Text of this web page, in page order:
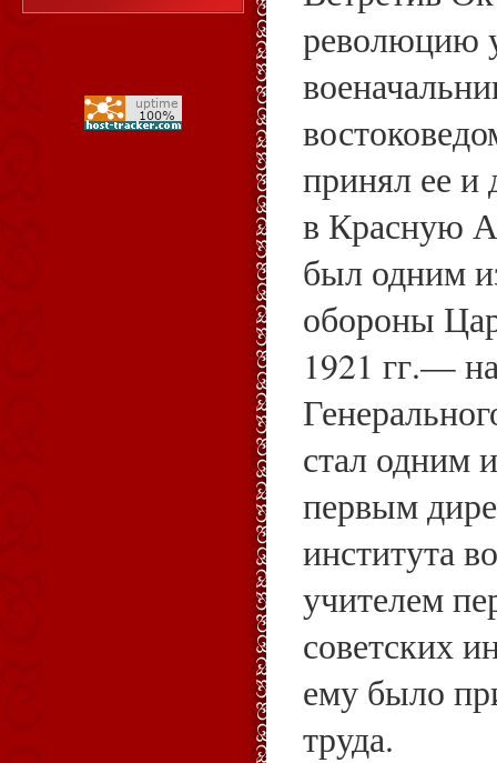
революцию
принял ее и
в Красную
был одним
обороны
1921 гг.—
стал одним
первым
института
учителем
советских
ему было
труда.